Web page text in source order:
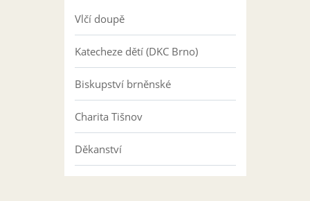
Vlčí doupě
Katecheze dětí (DKC Brno)
Biskupství brněnské
Charita Tišnov
Děkanství